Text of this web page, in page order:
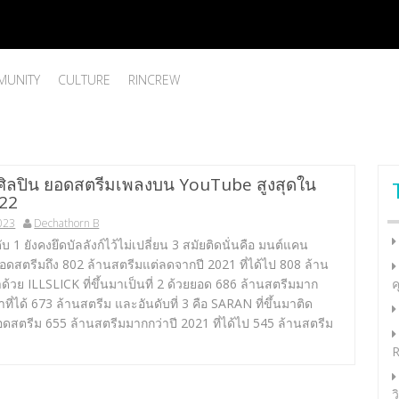
CULTURE RINCREW
ปิน ยอดสตรีมเพลงบน YouTube สูงสุดใน
Dechathorn B
บ 1 ยังคงยึดบัลลังก์ไว้ไม่เปลี่ยน 3 สมัยติดนั่นคือ มนต์แคน
สตรีมถึง 802 ล้านสตรีมแต่ลดจากปี 2021 ที่ได้ไป 808 ล้าน
วย ILLSLICK ที่ขึ้นมาเป็นที่ 2 ด้วยยอด 686 ล้านสตรีมมาก
ที่ได้ 673 ล้านสตรีม และอันดับที่ 3 คือ SARAN ที่ขึ้นมาติด
ดสตรีม 655 ล้านสตรีมมากกว่าปี 2021 ที่ได้ไป 545 ล้านสตรีม